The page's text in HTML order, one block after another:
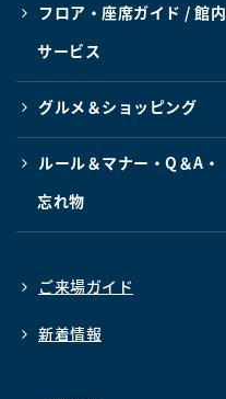
フロア・座席ガイド / 館内
サービス
グルメ＆ショッピング
ルール＆マナー・Q＆A・
忘れ物
ご来場ガイド
新着情報